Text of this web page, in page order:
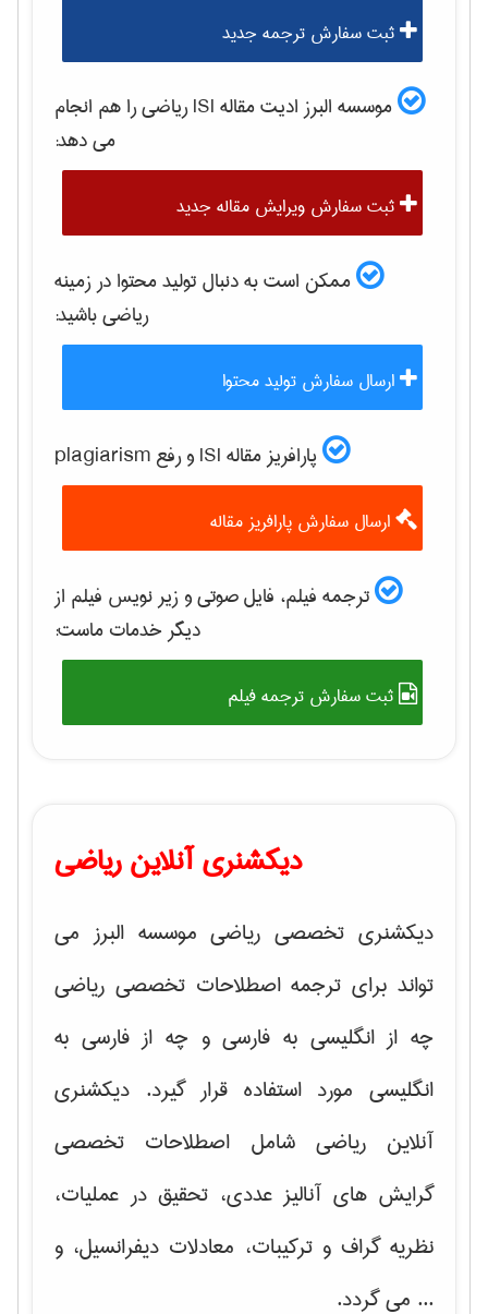
ثبت سفارش ترجمه جدید
موسسه البرز ادیت مقاله ISI رياضیرا هم انجام
می دهد:
ثبت سفارش ویرایش مقاله جدید
ممکن است به دنبال تولید محتوا در زمینه
رياضیباشید:
ارسال سفارش تولید محتوا
پارافریز مقاله ISI و رفع plagiarism
ارسال سفارش پارافریز مقاله
ترجمه فیلم، فایل صوتی و زیر نویس فیلم از
دیگر خدمات ماست:
ثبت سفارش ترجمه فیلم
دیکشنری آنلاین ریاضی
دیکشنری تخصصی ریاضی موسسه البرز می
تواند برای ترجمه اصطلاحات تخصصی ریاضی
چه از انگلیسی به فارسی و چه از فارسی به
انگلیسی مورد استفاده قرار گیرد. دیکشنری
آنلاین ریاضی شامل اصطلاحات تخصصی
گرایش های آنالیز عددی، تحقیق در عملیات،
نظریه گراف و تركیبات، معادلات دیفرانسیل، و
... می گردد.